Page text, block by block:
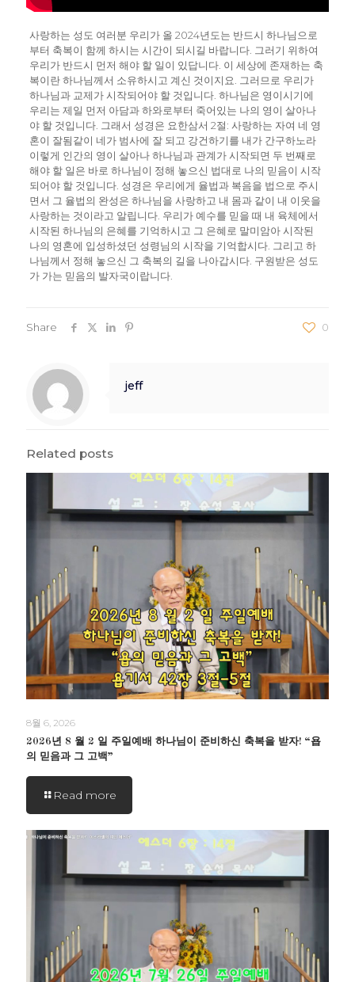
사랑하는 성도 여러분 우리가 올 2024년도는 반드시 하나님으로
부터 축복이 함께 하시는 시간이 되시길 바랍니다. 그러기 위하여
우리가 반드시 먼저 해야 할 일이 있답니다. 이 세상에 존재하는 축
복이란 하나님께서 소유하시고 계신 것이지요. 그러므로 우리가
하나님과 교제가 시작되어야 할 것입니다. 하나님은 영이시기에
우리는 제일 먼저 아담과 하와로부터 죽어있는 나의 영이 살아나
야 할 것입니다. 그래서 성경은 요한삼서 2절: 사랑하는 자여 네 영
혼이 잘됨같이 네가 범사에 잘 되고 강건하기를 내가 간구하노라
이렇게 인간의 영이 살아나 하나님과 관계가 시작되면 두 번째로
해야 할 일은 바로 하나님이 정해 놓으신 법대로 나의 믿음이 시작
되어야 할 것입니다. 성경은 우리에게 율법과 복음을 법으로 주시
면서 그 율법의 완성은 하나님을 사랑하고 내 몸과 같이 내 이웃을
사랑하는 것이라고 알립니다. 우리가 예수를 믿을 때 내 육체에서
시작된 하나님의 은혜를 기억하시고 그 은혜로 말미암아 시작된
나의 영혼에 입성하셨던 성령님의 시작을 기억합시다. 그리고 하
나님께서 정해 놓으신 그 축복의 길을 나아갑시다. 구원받은 성도
가 가는 믿음의 발자국이랍니다.
Share 0
jeff
Related posts
8월 6, 2026
2026년 8 월 2 일 주일예배 하나님이 준비하신 축복을 받자! “욥
의 믿음과 그 고백”
Read more